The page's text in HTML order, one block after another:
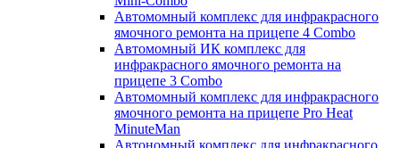
Автомомный комплекс для инфракрасного
ямочного ремонта на прицепе 4 Combo
Автомомный ИК комплекс для
инфракрасного ямочного ремонта на
прицепе 3 Combo
Автомомный комплекс для инфракрасного
ямочного ремонта на прицепе Pro Heat
MinuteMan
Автономный комплекс для инфракрасного